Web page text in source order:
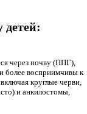
детей:
через почву (ППГ),
более восприимчивы к
круглые черви,
и анкилостомы,